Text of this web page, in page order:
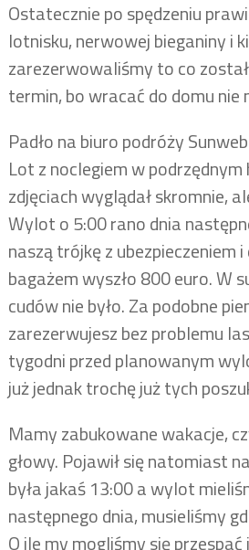
Ostatecznie po spędzeniu
lotnisku, nerwowej bieganiny i
zarezerwowaliśmy to co
termin, bo wracać do domu nie
Padło na biuro podróży
Lot z noclegiem w
zdjęciach wyglądał skromnie,
Wylot o 5:00 rano dnia
naszą trójkę z ubezpieczeniem
bagażem wyszło 800 euro. W
cudów nie było. Za podobne
zarezerwujesz bez problemu
tygodni przed planowanym
już jednak trochę już tych
Mamy zabukowane wakacje,
głowy. Pojawił się natomiast
była jakaś 13:00 a wylot
następnego dnia, musieliśmy
O ile my mogliśmy się